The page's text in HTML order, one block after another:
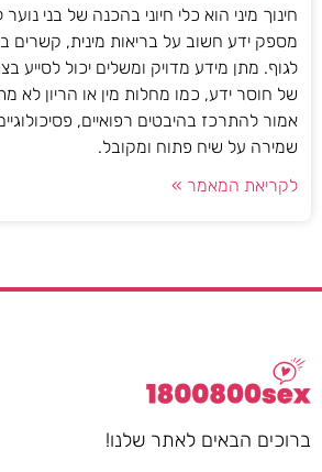
חינוך מיני הוא כלי חיוני בהכנה של בני
מספק ידע חשוב על בריאות מינית, קשרים
לגוף. מתן מידע מדויק ומשלים יכול לסייע
של חוסר ידע, כמו מחלות מין או הריון לא
אמור להתרכז בהיבטים רפואיים,
שמירה על שיח פתוח ומקובל.
לקריאת המאמר »
ברוכים הבאים לאתר שלנו!